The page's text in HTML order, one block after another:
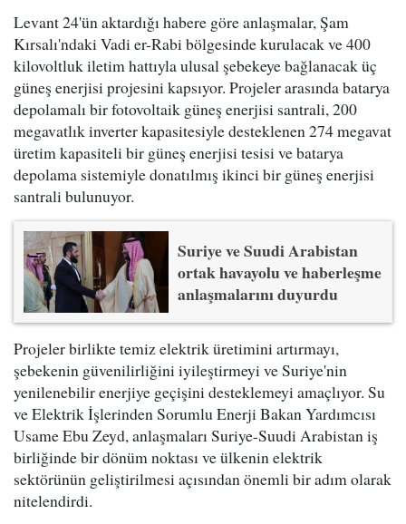
Levant 24'ün aktardığı habere göre anlaşmalar, Şam
Kırsalı'ndaki Vadi er-Rabi bölgesinde kurulacak ve 400
kilovoltluk iletim hattıyla ulusal şebekeye bağlanacak üç
güneş enerjisi projesini kapsıyor. Projeler arasında batarya
depolamalı bir fotovoltaik güneş enerjisi santrali, 200
megavatlık inverter kapasitesiyle desteklenen 274 megavat
üretim kapasiteli bir güneş enerjisi tesisi ve batarya
depolama sistemiyle donatılmış ikinci bir güneş enerjisi
santrali bulunuyor.
Suriye ve Suudi Arabistan
ortak havayolu ve haberleşme
anlaşmalarını duyurdu
Projeler birlikte temiz elektrik üretimini artırmayı,
şebekenin güvenilirliğini iyileştirmeyi ve Suriye'nin
yenilenebilir enerjiye geçişini desteklemeyi amaçlıyor. Su
ve Elektrik İşlerinden Sorumlu Enerji Bakan Yardımcısı
Usame Ebu Zeyd, anlaşmaları Suriye-Suudi Arabistan iş
birliğinde bir dönüm noktası ve ülkenin elektrik
sektörünün geliştirilmesi açısından önemli bir adım olarak
nitelendirdi.